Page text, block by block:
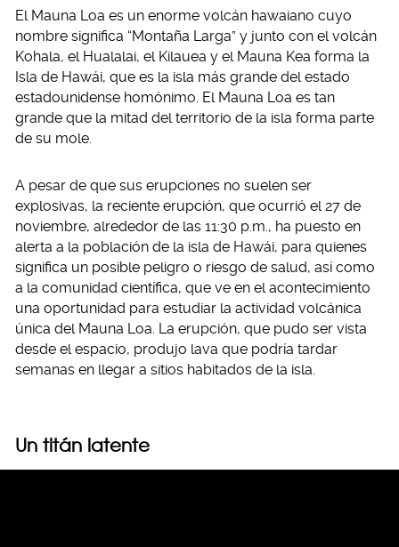
El Mauna Loa es un enorme volcán hawaiano cuyo
nombre significa “Montaña Larga” y junto con el volcán
Kohala, el Hualalai, el Kilauea y el Mauna Kea forma la
Isla de Hawái, que es la isla más grande del estado
estadounidense homónimo. El Mauna Loa es tan
grande que la mitad del territorio de la isla forma parte
de su mole.
A pesar de que sus erupciones no suelen ser
explosivas, la reciente erupción, que ocurrió el 27 de
noviembre, alrededor de las 11:30 p.m., ha puesto en
alerta a la población de la isla de Hawái, para quienes
significa un posible peligro o riesgo de salud, así como
a la comunidad científica, que ve en el acontecimiento
una oportunidad para estudiar la actividad volcánica
única del Mauna Loa. La erupción, que pudo ser vista
desde el espacio, produjo lava que podría tardar
semanas en llegar a sitios habitados de la isla.
Un titán latente